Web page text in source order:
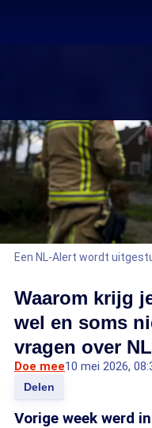
Een NL-Alert wordt
Waarom krijg
wel en soms
vragen over
Doe mee10 mei 2026,
Delen
Vorige week werd